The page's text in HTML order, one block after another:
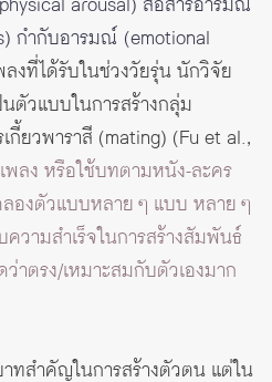
กำกับอารมณ์ (emotional
งที่ได้รับในช่วงวัยรุ่น นักวิจัย
ตัวแบบในการสร้างกลุ่ม
ยวพาราสี (mating) (Fu et al.,
พลง หรือใช้บทตามหนัง-ละคร
องตัวแบบหลาย ๆ แบบ หลาย ๆ
วามสำเร็จในการสร้างสัมพันธ์
ตรง/เหมาะสมกับตัวเองมาก
ทสำคัญในการสร้างตัวตน แต่ใน